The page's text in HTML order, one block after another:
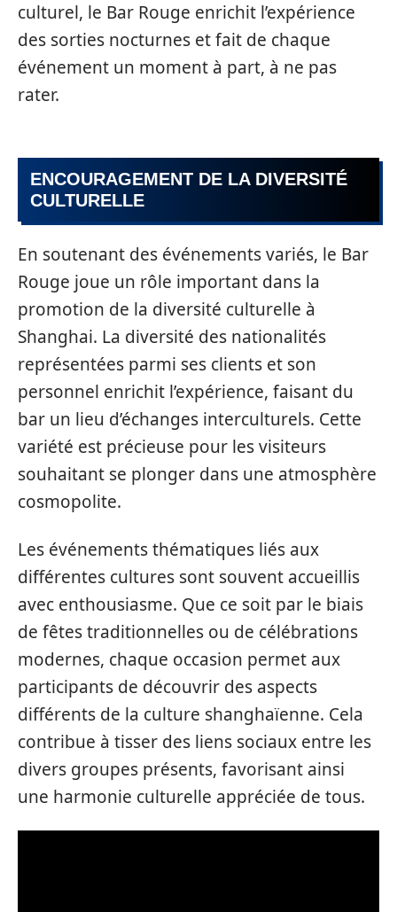
culturel, le Bar Rouge enrichit l’expérience
des sorties nocturnes et fait de chaque
événement un moment à part, à ne pas
rater.
ENCOURAGEMENT DE LA DIVERSITÉ
CULTURELLE
En soutenant des événements variés, le Bar
Rouge joue un rôle important dans la
promotion de la diversité culturelle à
Shanghai. La diversité des nationalités
représentées parmi ses clients et son
personnel enrichit l’expérience, faisant du
bar un lieu d’échanges interculturels. Cette
variété est précieuse pour les visiteurs
souhaitant se plonger dans une atmosphère
cosmopolite.
Les événements thématiques liés aux
différentes cultures sont souvent accueillis
avec enthousiasme. Que ce soit par le biais
de fêtes traditionnelles ou de célébrations
modernes, chaque occasion permet aux
participants de découvrir des aspects
différents de la culture shanghaïenne. Cela
contribue à tisser des liens sociaux entre les
divers groupes présents, favorisant ainsi
une harmonie culturelle appréciée de tous.